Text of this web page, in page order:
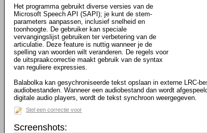
Het programma gebruikt diverse versies van de
Microsoft Speech API (SAPI); je kunt de stem-
parameters aanpassen, inclusief snelheid en
toonhoogte. De gebruiker kan speciale
vervangingslijst gebruiken ter verbetering van de
articulatie. Deze feature is nuttig wanneer je de
spelling van woorden wilt veranderen. De regels voor
de uitspraakcorrectie maakt gebruik van de syntax
van reguliere expressies.
Balabolka kan gesychroniseerde tekst opslaan in externe LRC-
audiobestanden. Wanneer een audiobestand dan wordt
digitale audio players, wordt de tekst synchroon weergegeven.
Stel een correctie voor
Screenshots: